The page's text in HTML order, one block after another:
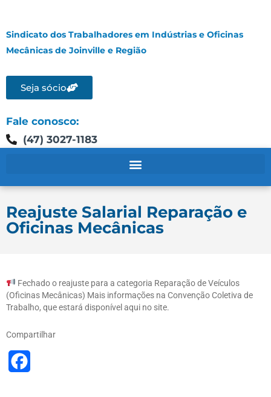
Sindicato dos Trabalhadores em Indústrias e Oficinas
Mecânicas de Joinville e Região
Seja sócio
Fale conosco:
(47) 3027-1183
Reajuste Salarial Reparação e
Oficinas Mecânicas
Fechado o reajuste para a categoria Reparação de Veículos
(Oficinas Mecânicas) Mais informações na Convenção Coletiva de
Trabalho, que estará disponível aqui no site.
Compartilhar